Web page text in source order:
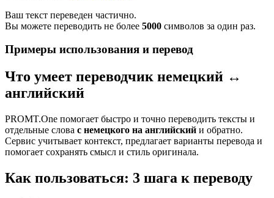
Ваш текст переведен частично.
Вы можете переводить не более 5000 символов за один раз.
Примеры использования и перевод
Что умеет переводчик немецкий ↔
английский
PROMT.One помогает быстро и точно переводить тексты и
отдельные слова с немецкого на английский и обратно.
Сервис учитывает контекст, предлагает варианты перевода и
помогает сохранять смысл и стиль оригинала.
Как пользоваться: 3 шага к переводу